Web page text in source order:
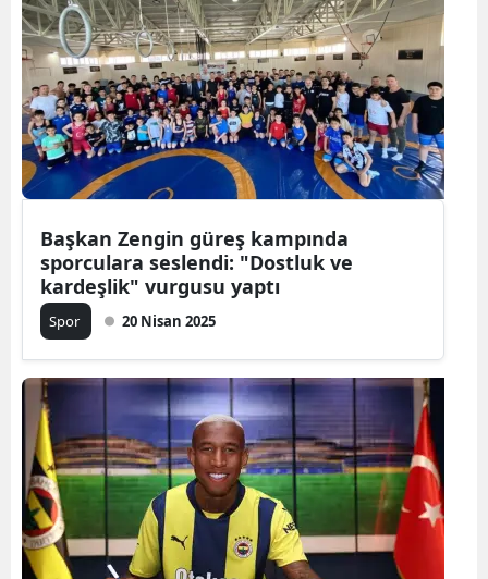
Başkan Zengin güreş kampında
sporculara seslendi: "Dostluk ve
kardeşlik" vurgusu yaptı
Spor 20 Nisan 2025